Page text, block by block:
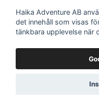
Sociala medier
© 2026
Haika Adventure AB
det innehåll som visas
tänkbara upplevelse när